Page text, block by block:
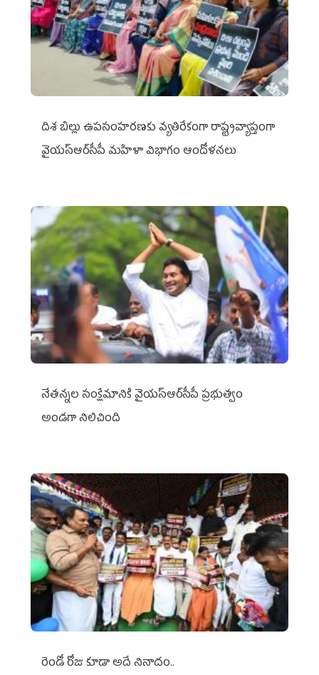
దిశ బిల్లు ఉపసంహరణకు వ్యతిరేకంగా రాష్ట్రవ్యాప్తంగా
వైయ‌స్ఆర్‌సీపీ మహిళా విభాగం ఆందోళనలు
నేతన్నల సంక్షేమానికి వైయ‌స్ఆర్‌సీపీ ప్రభుత్వం
అండగా నిలిచింది
రెండో రోజు కూడా అదే నినాదం..